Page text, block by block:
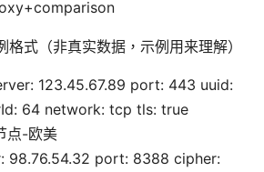
格式（非真实数据，示例用来理解）
123.45.67.89 port: 443 uuid:
64 network: tcp tls: true
点-欧美
98.76.54.32 port: 8388 cipher: